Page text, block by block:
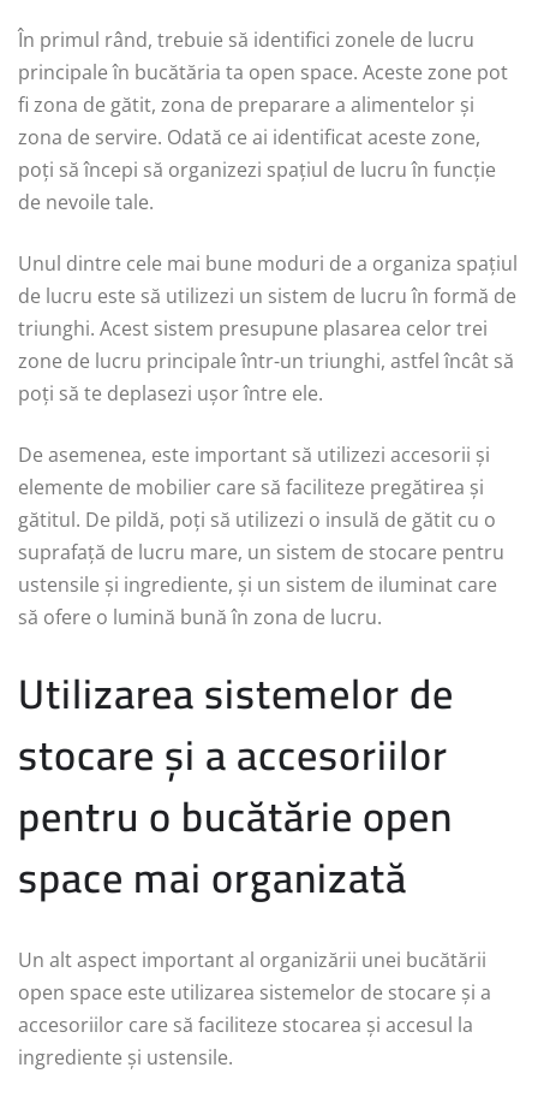
În primul rând, trebuie să identifici zonele de lucru
principale în bucătăria ta open space. Aceste zone pot
fi zona de gătit, zona de preparare a alimentelor și
zona de servire. Odată ce ai identificat aceste zone,
poți să începi să organizezi spațiul de lucru în funcție
de nevoile tale.
Unul dintre cele mai bune moduri de a organiza spațiul
de lucru este să utilizezi un sistem de lucru în formă de
triunghi. Acest sistem presupune plasarea celor trei
zone de lucru principale într-un triunghi, astfel încât să
poți să te deplasezi ușor între ele.
De asemenea, este important să utilizezi accesorii și
elemente de mobilier care să faciliteze pregătirea și
gătitul. De pildă, poți să utilizezi o insulă de gătit cu o
suprafață de lucru mare, un sistem de stocare pentru
ustensile și ingrediente, și un sistem de iluminat care
să ofere o lumină bună în zona de lucru.
Utilizarea sistemelor de
stocare și a accesoriilor
pentru o bucătărie open
space mai organizată
Un alt aspect important al organizării unei bucătării
open space este utilizarea sistemelor de stocare și a
accesoriilor care să faciliteze stocarea și accesul la
ingrediente și ustensile.